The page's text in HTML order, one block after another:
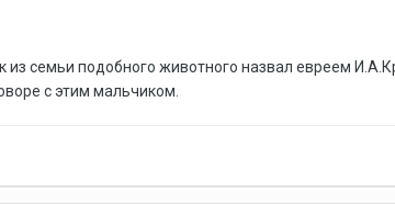
семьи подобного животного назвал евреем
с этим мальчиком.